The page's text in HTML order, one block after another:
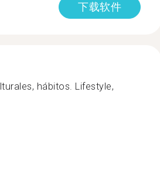
下载软件
hábitos. Lifestyle,